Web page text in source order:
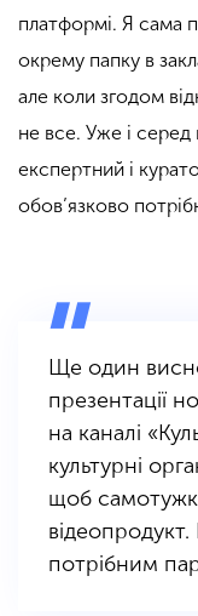
платформі. Я сама
окрему папку в
але коли згодом
не все. Уже і
експертний і
обов’язково
Ще один
презентації
на каналі
культурні
щоб
потрібним